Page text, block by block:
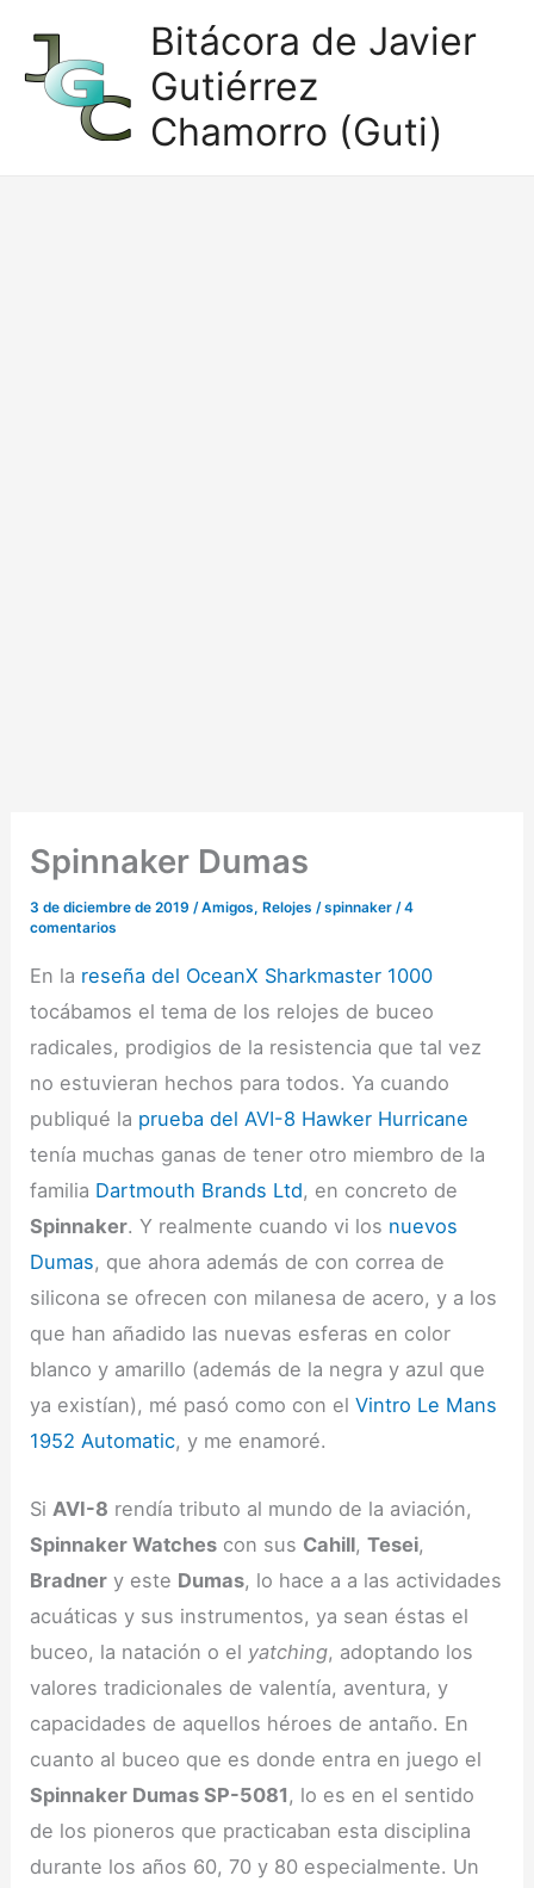
contenido
Bitácora de Javier
Gutiérrez
Chamorro (Guti)
Spinnaker Dumas
3 de diciembre de 2019/Amigos, Relojes /spinnaker /4
comentarios
En la reseña del OceanX Sharkmaster 1000
tocábamos el tema de los relojes de buceo
radicales, prodigios de la resistencia que tal vez
no estuvieran hechos para todos. Ya cuando
publiqué la prueba del AVI-8 Hawker Hurricane
tenía muchas ganas de tener otro miembro de la
familia Dartmouth Brands Ltd, en concreto de
Spinnaker. Y realmente cuando vi los nuevos
Dumas, que ahora además de con correa de
silicona se ofrecen con milanesa de acero, y a los
que han añadido las nuevas esferas en color
blanco y amarillo (además de la negra y azul que
ya existían), mé pasó como con elVintro Le Mans
1952 Automatic, y me enamoré.
Si AVI-8 rendía tributo al mundo de la aviación,
Spinnaker Watches con sus Cahill,Tesei,
Bradner y este Dumas, lo hace a a las actividades
acuáticas y sus instrumentos, ya sean éstas el
buceo, la natación o el yatching, adoptando los
valores tradicionales de valentía, aventura, y
capacidades de aquellos héroes de antaño. En
cuanto al buceo que es donde entra en juego el
Spinnaker Dumas SP-5081 , lo es en el sentido
de los pioneros que practicaban esta disciplina
durante los años 60, 70 y 80 especialmente. Un